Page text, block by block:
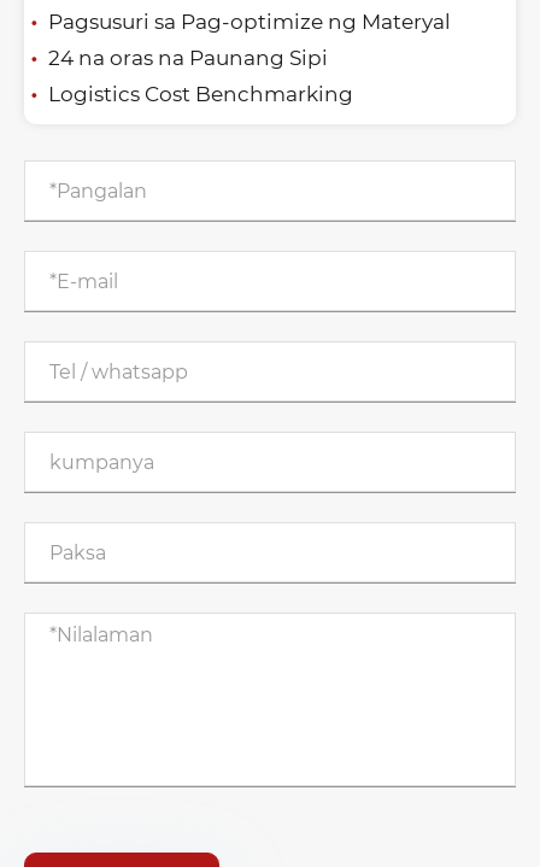
Pagsusuri sa Pag-optimize ng Materyal
24 na oras na Paunang Sipi
Logistics Cost Benchmarking